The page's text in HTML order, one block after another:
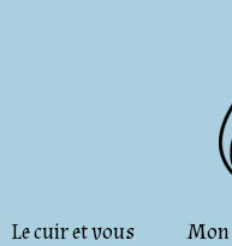
Le cuir et vous